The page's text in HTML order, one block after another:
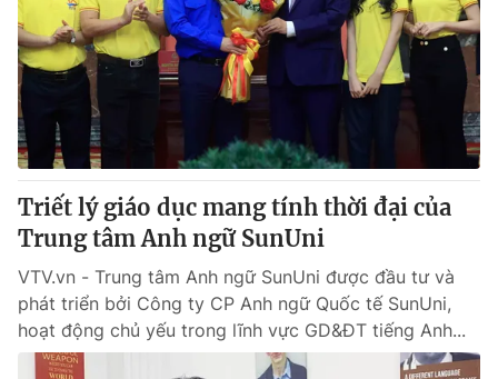
Triết lý giáo dục mang tính thời đại của
Trung tâm Anh ngữ SunUni
VTV.vn - Trung tâm Anh ngữ SunUni được đầu tư và
phát triển bởi Công ty CP Anh ngữ Quốc tế SunUni,
hoạt động chủ yếu trong lĩnh vực GD&ĐT tiếng Anh...